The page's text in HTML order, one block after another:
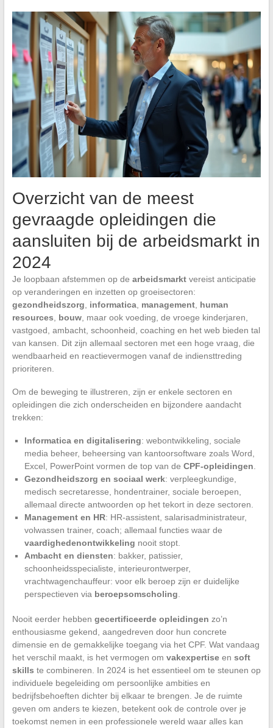
Overzicht van de meest
gevraagde opleidingen die
aansluiten bij de arbeidsmarkt in
2024
Je loopbaan afstemmen op de arbeidsmarktvereist anticipatie
op veranderingen en inzetten op groeisectoren:
gezondheidszorg
informatica, management, human
resources
bouw, maar ook voeding, de vroege kinderjaren,
vastgoed, ambacht, schoonheid, coaching en het web bieden tal
van kansen. Dit zijn allemaal sectoren met een hoge vraag, die
wendbaarheid en reactievermogen vanaf de indiensttreding
prioriteren.
Om de beweging te illustreren, zijn er enkele sectoren en
opleidingen die zich onderscheiden en bijzondere aandacht
trekken:
Informatica en digitalisering: webontwikkeling, sociale
media beheer, beheersing van kantoorsoftware zoals Word,
Excel, PowerPoint vormen de top van de CPF-opleidingen
Gezondheidszorg en sociaal werk: verpleegkundige,
medisch secretaresse, hondentrainer, sociale beroepen,
allemaal directe antwoorden op het tekort in deze sectoren.
Management en HR: HR-assistent, salarisadministrateur,
volwassen trainer, coach; allemaal functies waar de
vaardighedenontwikkeling nooit stopt.
Ambacht en diensten: bakker, patissier,
schoonheidsspecialiste, interieurontwerper,
vrachtwagenchauffeur: voor elk beroep zijn er duidelijke
perspectieven via beroepsomscholing
Nooit eerder hebben gecertificeerde opleidingen zo’n
enthousiasme gekend, aangedreven door hun concrete
dimensie en de gemakkelijke toegang via het CPF. Wat vandaag
het verschil maakt, is het vermogen om vakexpertiseen soft
skills te combineren. In 2024 is het essentieel om te steunen op
individuele begeleiding om persoonlijke ambities en
bedrijfsbehoeften dichter bij elkaar te brengen. Je de ruimte
geven om anders te kiezen, betekent ook de controle over je
toekomst nemen in een professionele wereld waar alles kan